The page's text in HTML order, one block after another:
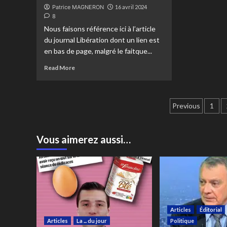
Patrice MAGNERON 16 avril 2024
8
Nous faisons référence ici à l’article
du journal Libération dont un lien est
en bas de page, malgré le faitque...
Read More
Previous 1
Vous aimerez aussi…
Articles La ... du jour
Articles Éditorial
Politique